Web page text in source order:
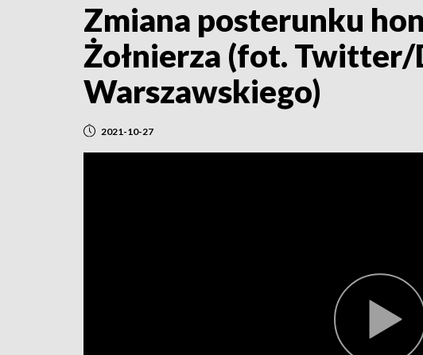
Zmiana posterunku
Żołnierza (fot.
Warszawskiego)
2021-10-27